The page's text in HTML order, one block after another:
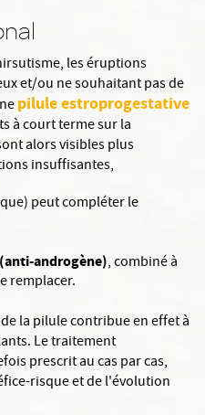
les éruptions
et/ou ne souhaitant pas de
pilule estroprogestative
à court terme sur la
alors visibles plus
insuffisantes,
peut compléter le
androgène), combiné à
remplacer.
de la pilule contribue en effet à
Le traitement
prescrit au cas par cas,
risque et de l'évolution